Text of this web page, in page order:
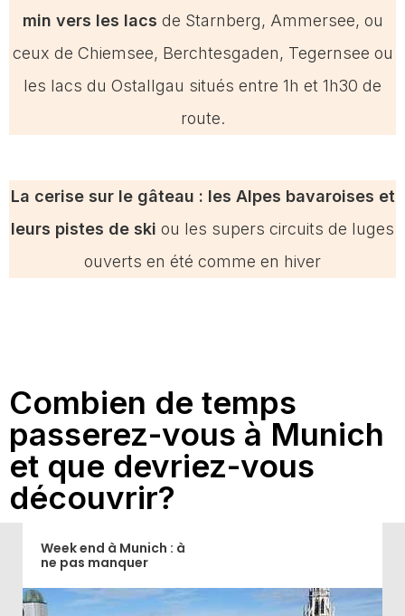
min vers les lacs de Starnberg, Ammersee, ou
ceux de Chiemsee, Berchtesgaden, Tegernsee ou
les lacs du Ostallgau situés entre 1h et 1h30 de
route.
La cerise sur le gâteau : les Alpes bavaroises et
leurs pistes de ski ou les supers circuits de luges
ouverts en été comme en hiver
Combien de temps
passerez-vous à Munich
et que devriez-vous
découvrir?
Week end à Munich : à
ne pas manquer